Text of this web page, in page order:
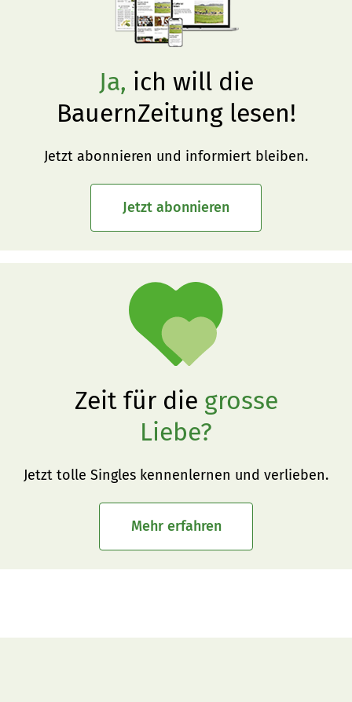
Ja, ich will die
BauernZeitung lesen!
Jetzt abonnieren und informiert bleiben.
Jetzt abonnieren
Zeit für die grosse
Liebe?
Jetzt tolle Singles kennenlernen und verlieben.
Mehr erfahren